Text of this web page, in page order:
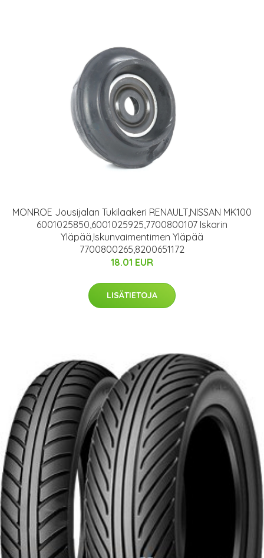
MONROE Jousijalan Tukilaakeri RENAULT,NISSAN MK100
6001025850,6001025925,7700800107 Iskarin
Yläpää,Iskunvaimentimen Yläpää
7700800265,8200651172
18.01 EUR
LISÄTIETOJA